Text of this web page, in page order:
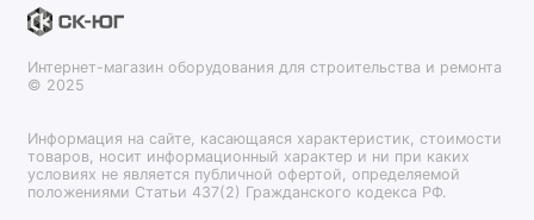
Интернет-магазин оборудования для строительства и ремонта
© 2025
Информация на сайте, касающаяся характеристик, стоимости
товаров, носит информационный характер и ни при каких
условиях не является публичной офертой, определяемой
положениями Статьи 437(2) Гражданского кодекса РФ.